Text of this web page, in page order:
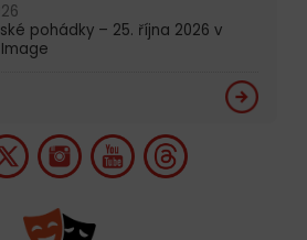
pohádky – 25. října 2026 v